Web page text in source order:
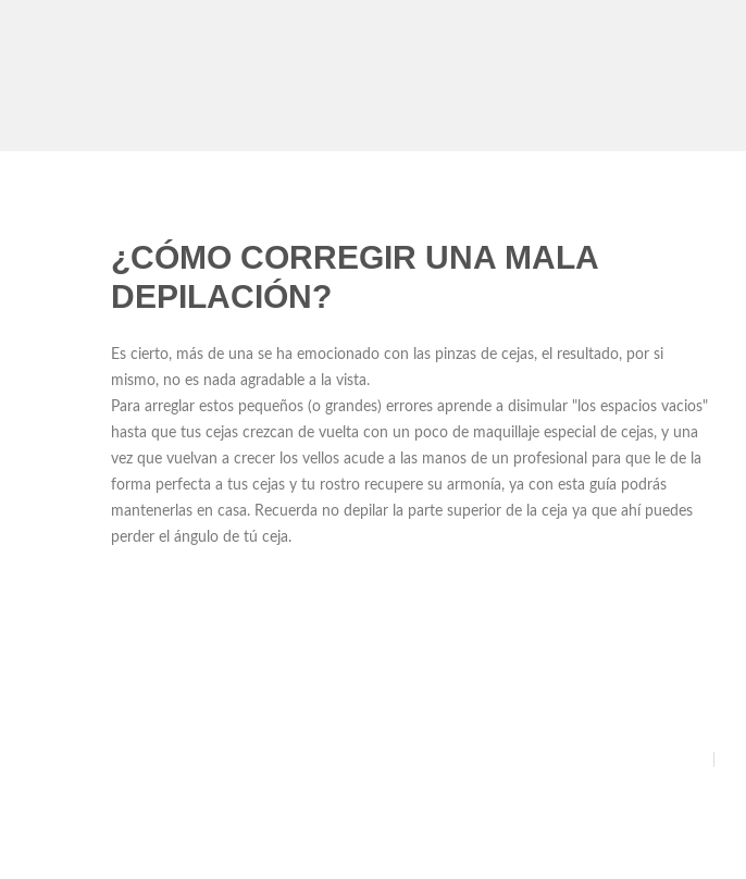
¿CÓMO CORREGIR UNA MALA
DEPILACIÓN?
Es cierto, más de una se ha emocionado con las pinzas de cejas, el resultado, por si
mismo, no es nada agradable a la vista.
Para arreglar estos pequeños (o grandes) errores aprende a disimular "los espacios vacios"
hasta que tus cejas crezcan de vuelta con un poco de maquillaje especial de cejas, y una
vez que vuelvan a crecer los vellos acude a las manos de un profesional para que le de la
forma perfecta a tus cejas y tu rostro recupere su armonía, ya con esta guía podrás
mantenerlas en casa. Recuerda no depilar la parte superior de la ceja ya que ahí puedes
perder el ángulo de tú ceja.